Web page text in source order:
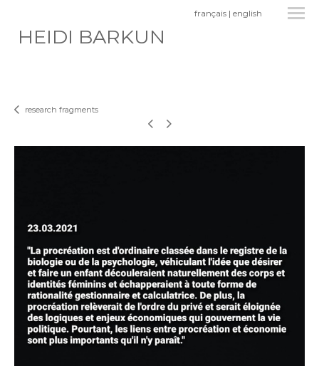
HEIDI BARKUN
français | english
research fragments